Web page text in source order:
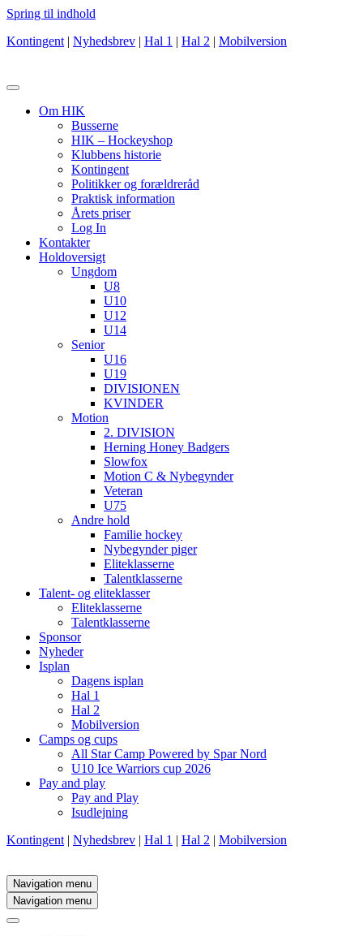
Spring til indhold
Kontingent | Nyhedsbrev | Hal 1 | Hal 2 | Mobilversion
Om HIK
Busserne
HIK – Hockeyshop
Klubbens historie
Kontingent
Politikker og forældreråd
Praktisk information
Årets priser
Log In
Kontakter
Holdoversigt
Ungdom
U8
U10
U12
U14
Senior
U16
U19
DIVISIONEN
KVINDER
Motion
2. DIVISION
Herning Honey Badgers
Slowfox
Motion C & Nybegynder
Veteran
U75
Andre hold
Familie hockey
Nybegynder piger
Eliteklasserne
Talentklasserne
Talent- og eliteklasser
Eliteklasserne
Talentklasserne
Sponsor
Nyheder
Isplan
Dagens isplan
Hal 1
Hal 2
Mobilversion
Camps og cups
All Star Camp Powered by Spar Nord
U10 Ice Warriors cup 2026
Pay and play
Pay and Play
Isudlejning
Kontingent | Nyhedsbrev | Hal 1 | Hal 2 | Mobilversion
Navigation menu
Navigation menu